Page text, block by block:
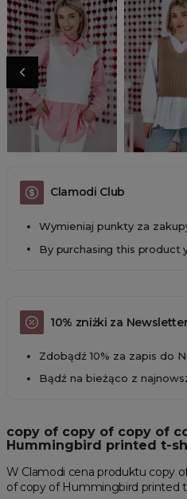
Clamodi Club
Wymieniaj punkty za
By purchasing this product
10% zniżki za
Zdobądź 10% za zapis do
Bądź na bieżąco z
copy of copy of copy of
Hummingbird printed t-
W Clamodi cena produktu copy
of copy of Hummingbird printed